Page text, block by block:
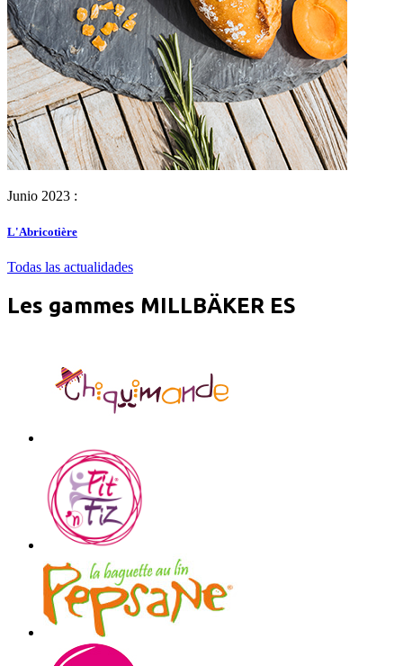
Junio 2023 :
L'Abricotière
Todas las actualidades
Les gammes MILLBÄKER ES